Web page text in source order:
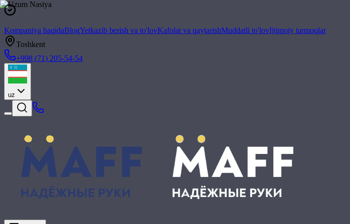
Kompaniya haqidaBlogYetkazib berish va to'lovKafolat va qaytarishMuddatli to'lovIjtimoiy tarmoqlar
Toshkent
+998 (71) 205-54-54
uz